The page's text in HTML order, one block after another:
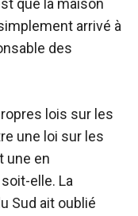
que la maison
arrivé à
des
lois sur les
une loi sur les
une en
elle. La
Sud ait oublié